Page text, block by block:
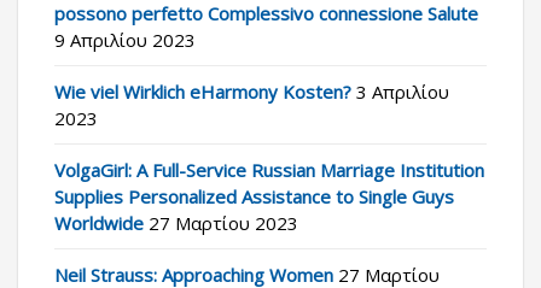
possono perfetto Complessivo connessione Salute
9 Απριλίου 2023
Wie viel Wirklich eHarmony Kosten? 3 Απριλίου
2023
VolgaGirl: A Full-Service Russian Marriage Institution
Supplies Personalized Assistance to Single Guys
Worldwide 27 Μαρτίου 2023
Neil Strauss: Approaching Women 27 Μαρτίου